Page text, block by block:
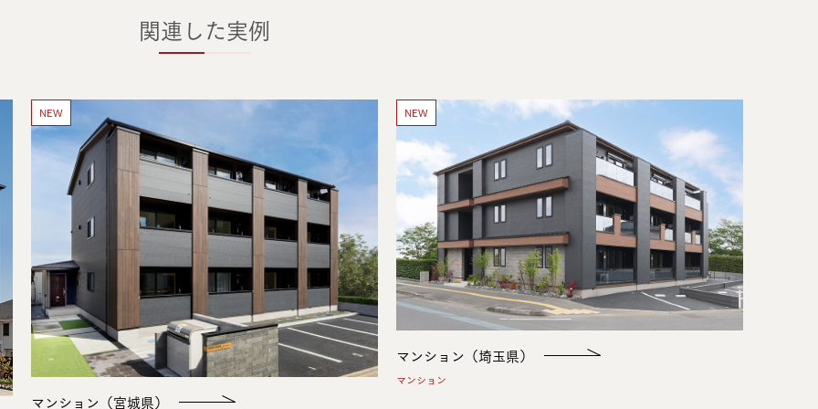
関連した実例
NEW
マンション（宮城県）
NEW
マンション（埼玉県）
マンション